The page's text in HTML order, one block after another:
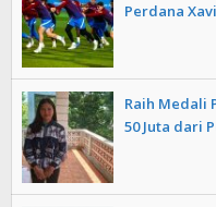
Perdana
Raih Medali
50 Juta dari